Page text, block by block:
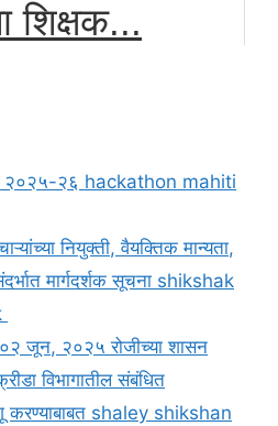
शिक्षक...
२०२५-२६ hackathon mahiti
नियुक्ती, वैयक्तिक मान्यता,
मार्गदर्शक सूचना shikshak
०२ जून, २०२५ रोजीच्या शासन
विभागातील संबंधित
करण्याबाबत shaley shikshan